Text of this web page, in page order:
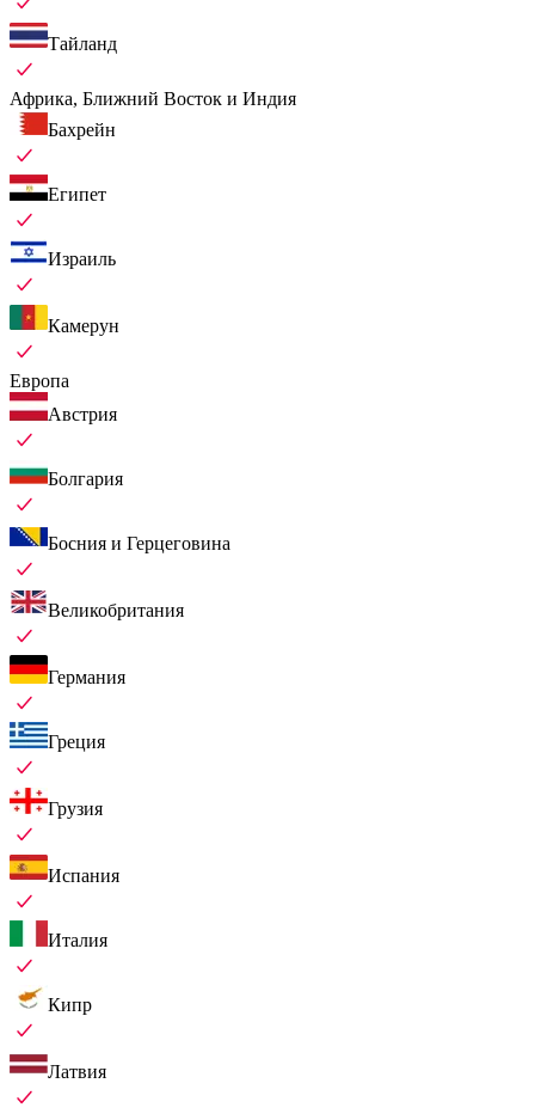
Тайланд
Африка, Ближний Восток и Индия
Бахрейн
Египет
Израиль
Камерун
Европа
Австрия
Болгария
Босния и Герцеговина
Великобритания
Германия
Греция
Грузия
Испания
Италия
Кипр
Латвия